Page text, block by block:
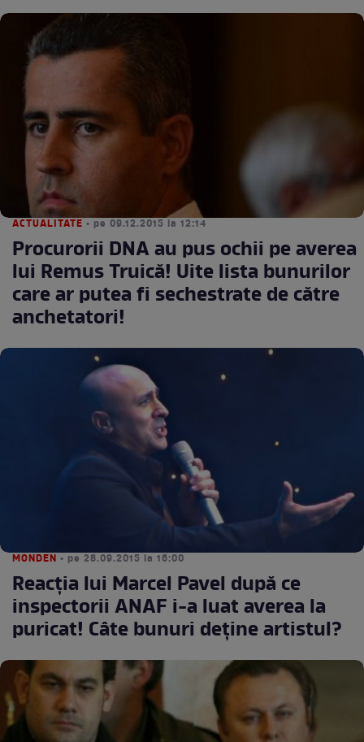
ACTUALITATE • pe 09.12.2015 la 12:14
Procurorii DNA au pus ochii pe averea
lui Remus Truică! Uite lista bunurilor
care ar putea fi sechestrate de către
anchetatori!
MONDEN • pe 28.09.2015 la 16:00
Reacţia lui Marcel Pavel după ce
inspectorii ANAF i-a luat averea la
puricat! Câte bunuri deţine artistul?